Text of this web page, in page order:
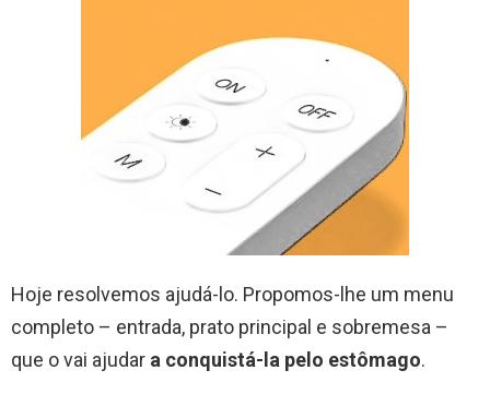
Hoje resolvemos ajudá-lo. Propomos-lhe um menu
completo – entrada, prato principal e sobremesa –
que o vai ajudar a conquistá-la pelo estômago.